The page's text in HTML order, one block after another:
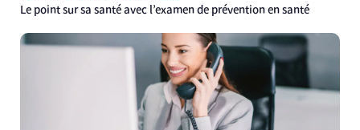
Le point sur sa santé avec l’examen de prévention en santé